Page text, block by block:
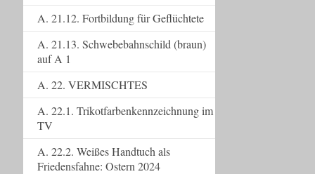
A. 21.12. Fortbildung für Geflüchtete
A. 21.13. Schwebebahnschild (braun)
auf A 1
A. 22. VERMISCHTES
A. 22.1. Trikotfarbenkennzeichnung im
TV
A. 22.2. Weißes Handtuch als
Friedensfahne: Ostern 2024